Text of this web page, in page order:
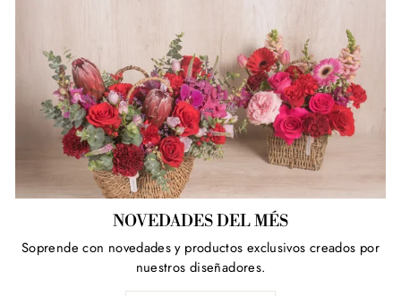
NOVEDADES DEL MÉS
Soprende con novedades y productos exclusivos creados por
nuestros diseñadores.